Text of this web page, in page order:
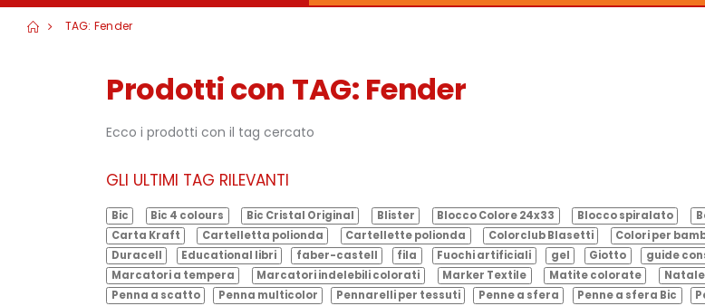
TAG: Fender
Prodotti con TAG: Fender
Ecco i prodotti con il tag cercato
GLI ULTIMI TAG RILEVANTI
Bic Bic 4 colours Bic Cristal Original Blister Blocco Colore 24x33 Blocco spiralato
Carta Kraft
Cartelletta polionda Cartellette polionda Colorclub Blasetti Colori per
Duracell
Educational libri faber-castell fila Fuochi artificiali gel Giotto guide
Marcatori a tempera
Marcatori indelebili colorati Marker Textile Matite colorate Natale
Penna a scatto
Penna multicolor Pennarelli per tessuti Penne a sfera Penne a sfera Bic